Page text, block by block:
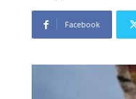
Facebook